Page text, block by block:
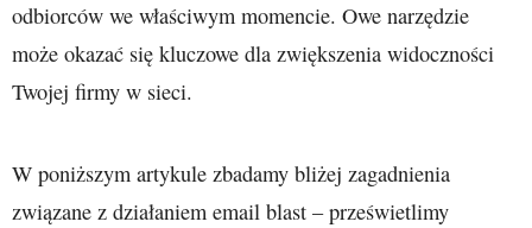
odbiorców we właściwym momencie. Owe narzędzie
może okazać się kluczowe dla zwiększenia widoczności
Twojej firmy w sieci.
W poniższym artykule zbadamy bliżej zagadnienia
związane z działaniem email blast – prześwietlimy